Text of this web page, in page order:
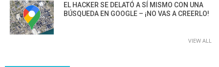
EL HACKER SE DELATÓ A SÍ MISMO CON UNA
BÚSQUEDA EN GOOGLE – ¡NO VAS A CREERLO!
VIEW ALL